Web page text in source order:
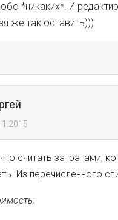
*никаких*. И
же так оставить)))
считать затратами,
Из перечисленного